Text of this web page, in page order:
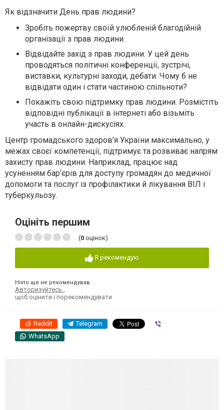
Як відзначити День прав людини?
Зробіть пожертву своїй улюбленій благодійній
організації з прав людини.
Відвідайте захід з прав людини. У цей день
проводяться політичні конференції, зустрічі,
виставки, культурні заходи, дебати. Чому б не
відвідати один і стати частиною спільноти?
Покажіть свою підтримку прав людини. Розмістіть
відповідні публікації в інтернеті або візьміть
участь в онлайн-дискусіях.
Центр громадського здоров’я України максимально, у
межах своєї компетенції, підтримує та розвиває напрям
захисту прав людини. Наприклад, працює над
усуненням бар’єрів для доступу громадян до медичної
допомоги та послуг із профілактики й лікування ВІЛ і
туберкульозу.
Оцініть першим
(0 оцінок)
Я рекомендую
Ніхто ще не рекомендував
Авторизуйтесь ,
щоб оцінити і порекомендувати
Reddit Telegram
WhatsApp